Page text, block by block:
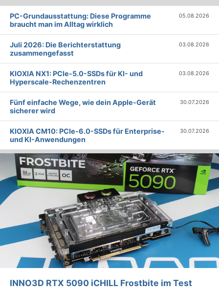
PC-Grundausstattung: Diese Programme
braucht man im Alltag wirklich
05.08.2026
Juli 2026: Die Bericht­erstattung
zusammengefasst
03.08.2026
KIOXIA NX1: PCIe-5.0-SSDs für KI- und
Hyperscale-Rechenzentren
03.08.2026
Fünf einfache Wege, wie dein Apple-Gerät
sicherer wird
30.07.2026
KIOXIA CM10: PCIe-6.0-SSDs für Enterprise-
und KI-Anwendungen
30.07.2026
INNO3D RTX 5090 iCHILL Frostbite im Test